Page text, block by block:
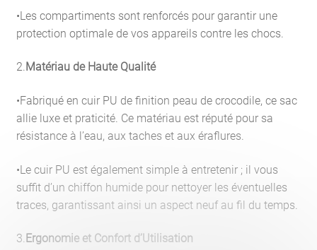
•Les compartiments sont renforcés pour garantir une
protection optimale de vos appareils contre les chocs.
2. Matériau de Haute Qualité
•Fabriqué en cuir PU de finition peau de crocodile, ce sac
allie luxe et praticité. Ce matériau est réputé pour sa
résistance à l’eau, aux taches et aux éraflures.
•Le cuir PU est également simple à entretenir ; il vous
suffit d’un chiffon humide pour nettoyer les éventuelles
traces, garantissant ainsi un aspect neuf au fil du temps.
3. Ergonomie et Confort d’Utilisation